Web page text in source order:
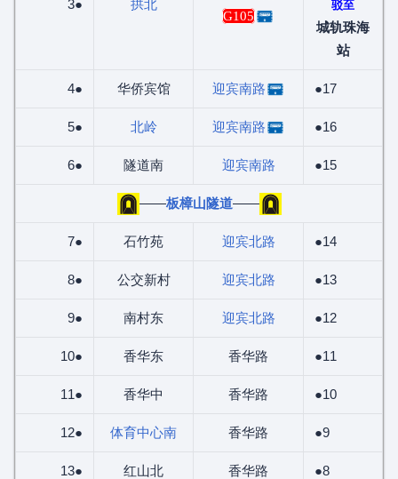
3● 拱北
G105
驳至
城轨珠海
站
4● 华侨宾馆 迎宾南路 ●17
5● 北岭 迎宾南路 ●16
6● 隧道南 迎宾南路 ●15
——板樟山隧道——
7● 石竹苑 迎宾北路 ●14
8● 公交新村 迎宾北路 ●13
9● 南村东 迎宾北路 ●12
10● 香华东 香华路 ●11
11● 香华中 香华路 ●10
12● 体育中心南 香华路 ●9
13● 红山北 香华路 ●8